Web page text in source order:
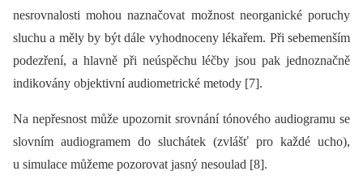
nesrovnalosti mohou naznačovat možnost neorganické poruchy
sluchu a měly by být dále vyhodnoceny lékařem. Při sebemenším
podezření, a hlavně při neúspěchu léčby jsou pak jednoznačně
indikovány objektivní audiometrické metody [7].
Na nepřesnost může upozornit srovnání tónového audiogramu se
slovním audiogramem do sluchátek (zvlášť pro každé ucho),
u simulace můžeme pozorovat jasný nesoulad [8].